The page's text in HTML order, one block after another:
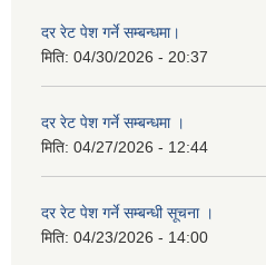
दर रेट पेश गर्ने सम्बन्धमा।
मिति: 04/30/2026 - 20:37
दर रेट पेश गर्ने सम्बन्धमा ।
मिति: 04/27/2026 - 12:44
दर रेट पेश गर्ने सम्बन्धी सूचना ।
मिति: 04/23/2026 - 14:00